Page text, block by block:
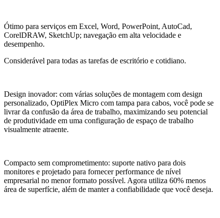
Ótimo para serviços em Excel, Word, PowerPoint, AutoCad,
CorelDRAW, SketchUp; navegação em alta velocidade e
desempenho.
Considerável para todas as tarefas de escritório e cotidiano.
Design inovador: com várias soluções de montagem com design
personalizado, OptiPlex Micro com tampa para cabos, você pode se
livrar da confusão da área de trabalho, maximizando seu potencial
de produtividade em uma configuração de espaço de trabalho
visualmente atraente.
Compacto sem comprometimento: suporte nativo para dois
monitores e projetado para fornecer performance de nível
empresarial no menor formato possível. Agora utiliza 60% menos
área de superfície, além de manter a confiabilidade que você deseja.